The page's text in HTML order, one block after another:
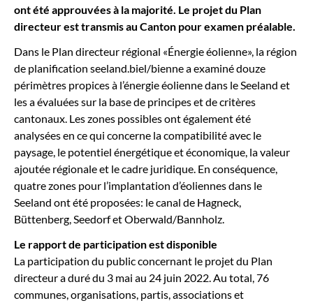
ont été approuvées à la majorité. Le projet du Plan
directeur est transmis au Canton pour examen préalable.
Dans le Plan directeur régional «Énergie éolienne», la région
de planification seeland.biel/bienne a examiné douze
périmètres propices à l’énergie éolienne dans le Seeland et
les a évaluées sur la base de principes et de critères
cantonaux. Les zones possibles ont également été
analysées en ce qui concerne la compatibilité avec le
paysage, le potentiel énergétique et économique, la valeur
ajoutée régionale et le cadre juridique. En conséquence,
quatre zones pour l’implantation d’éoliennes dans le
Seeland ont été proposées: le canal de Hagneck,
Büttenberg, Seedorf et Oberwald/Bannholz.
Le rapport de participation est disponible
La participation du public concernant le projet du Plan
directeur a duré du 3 mai au 24 juin 2022. Au total, 76
communes, organisations, partis, associations et